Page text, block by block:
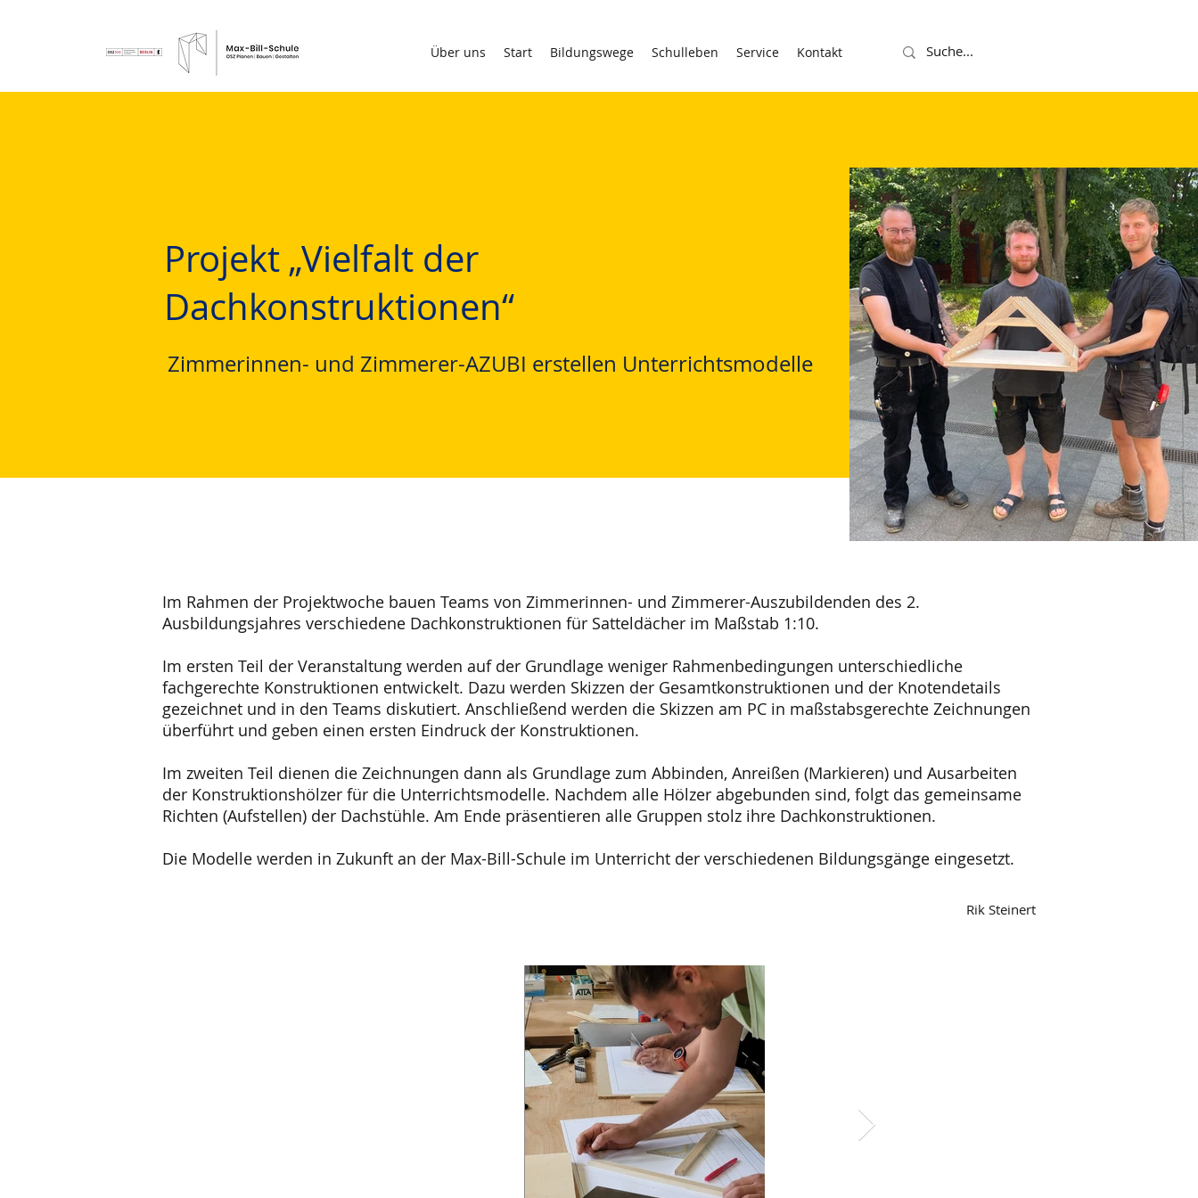
Über uns Start Bildungswege Schulleben Service Kontakt
Projekt „Vielfalt der
Dachkonstruktionen“
Zimmerinnen- und Zimmerer-AZUBI erstellen Unterrichtsmodelle
Im Rahmen der Projektwoche bauen Teams von Zimmerinnen- und Zimmerer-Auszubildenden des 2.
Ausbildungsjahres verschiedene Dachkonstruktionen für Satteldächer im Maßstab 1:10.
Im ersten Teil der Veranstaltung werden auf der Grundlage weniger Rahmenbedingungen unterschiedliche
fachgerechte Konstruktionen entwickelt. Dazu werden Skizzen der Gesamtkonstruktionen und der Knotendetails
gezeichnet und in den Teams diskutiert. Anschließend werden die Skizzen am PC in maßstabsgerechte Zeichnungen
überführt und geben einen ersten Eindruck der Konstruktionen.
Im zweiten Teil dienen die Zeichnungen dann als Grundlage zum Abbinden, Anreißen (Markieren) und Ausarbeiten
der Konstruktionshölzer für die Unterrichtsmodelle. Nachdem alle Hölzer abgebunden sind, folgt das gemeinsame
Richten (Aufstellen) der Dachstühle. Am Ende präsentieren alle Gruppen stolz ihre Dachkonstruktionen.
Die Modelle werden in Zukunft an der Max-Bill-Schule im Unterricht der verschiedenen Bildungsgänge eingesetzt.
Rik Steinert